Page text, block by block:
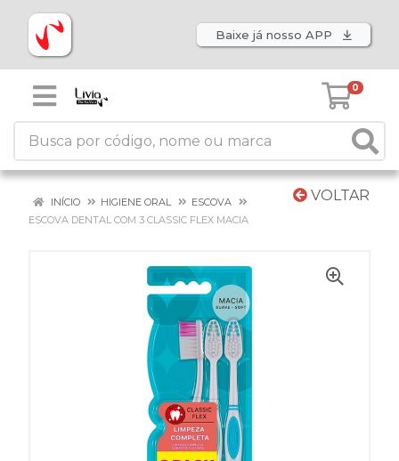
Baixe já nosso APP
0
VOLTAR
INÍCIO HIGIENE ORAL
ESCOVA
ESCOVA DENTAL COM 3 CLASSIC FLEX MACIA